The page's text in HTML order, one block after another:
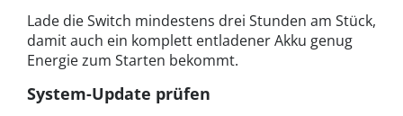
Lade die Switch mindestens drei Stunden am Stück,
damit auch ein komplett entladener Akku genug
Energie zum Starten bekommt.
System-Update prüfen